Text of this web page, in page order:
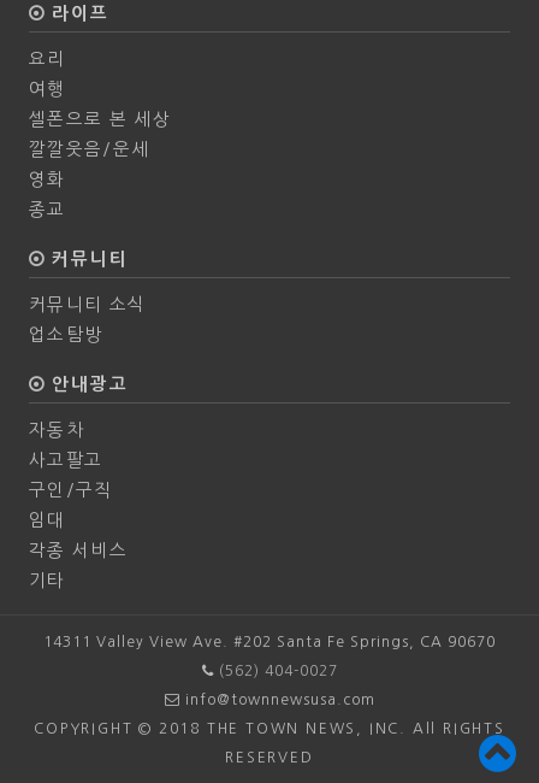
라이프
요리
여행
셀폰으로 본 세상
깔깔웃음/운세
영화
종교
커뮤니티
커뮤니티 소식
업소탐방
안내광고
자동차
사고팔고
구인/구직
임대
각종 서비스
기타
14311 Valley View Ave. #202 Santa Fe Springs, CA 90670
(562) 404-0027
info@townnewsusa.com
COPYRIGHT © 2018 THE TOWN NEWS, INC. All RIGHTS
RESERVED